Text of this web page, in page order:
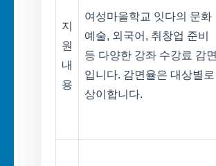
지
원
내
용
여성마을학교 잇다의 문화
예술, 외국어, 취창업 준비
등 다양한 강좌 수강료 감면
입니다. 감면율은 대상별로
상이합니다.